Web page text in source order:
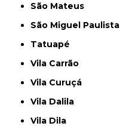
São Mateus
São Miguel Paulista
Tatuapé
Vila Carrão
Vila Curuçá
Vila Dalila
Vila Dila